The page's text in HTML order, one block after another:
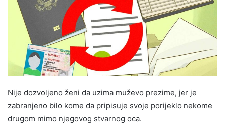
Nije dozvoljeno ženi da uzima muževo prezime, jer je
zabranjeno bilo kome da pripisuje svoje porijeklo nekome
drugom mimo njegovog stvarnog oca.